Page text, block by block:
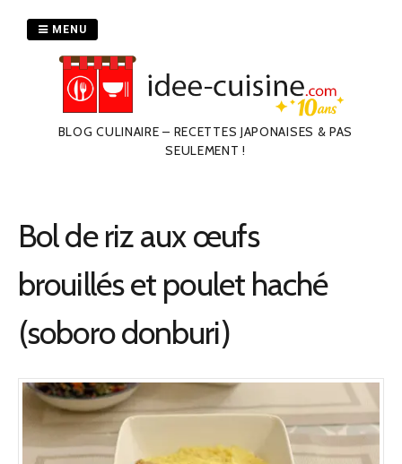
BLOG CULINAIRE – RECETTES JAPONAISES & PAS
SEULEMENT !
MENU
Bol de riz aux œufs
brouillés et poulet haché
(soboro donburi)